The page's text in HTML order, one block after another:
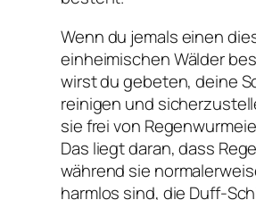
Wenn du jemals einen
einheimischen Wälder
wirst du gebeten, deine
reinigen und
sie frei von
Das liegt daran, dass
während sie
harmlos sind, die Duff-